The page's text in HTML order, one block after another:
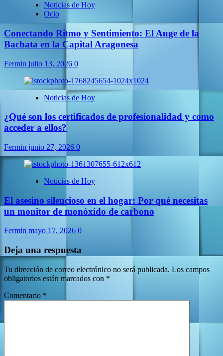
Noticias de Hoy
Ocio
Conectando Ritmo y Sentimiento: El Auge de la
Bachata en la Capital Aragonesa
Fermin julio 13, 2026 0
Noticias de Hoy
¿Qué son los certificados de profesionalidad y como
acceder a ellos?
Fermin junio 27, 2026 0
Noticias de Hoy
El asesino silencioso en el hogar: Por qué necesitas
un monitor de monóxido de carbono
Fermin mayo 17, 2026 0
Deja una respuesta
Tu dirección de correo electrónico no será publicada. Los campos
obligatorios están marcados con *
Comentario *